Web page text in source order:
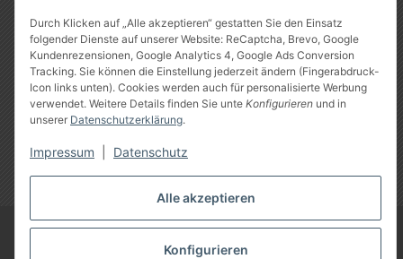
Alle akzeptieren
Konfigurieren
Durch Klicken auf „Alle akzeptieren“ gestatten Sie den Einsatz
folgender Dienste auf unserer Website: ReCaptcha, Brevo, Google
Kundenrezensionen, Google Analytics 4, Google Ads Conversion
Tracking. Sie können die Einstellung jederzeit ändern (Fingerabdruck-
Icon links unten). Cookies werden auch für personalisierte Werbung
verwendet. Weitere Details finden Sie unte Konfigurieren und in
unserer Datenschutzerklärung.
Impressum Datenschutz
Vertrag widerrufen
Google Analytics deaktivieren
Treuheld-Piercing Shop